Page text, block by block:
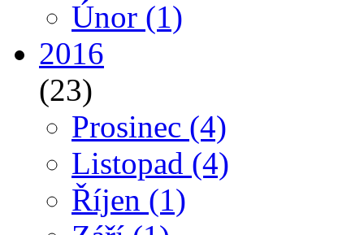
Únor (1)
2016
(23)
Prosinec (4)
Listopad (4)
Říjen (1)